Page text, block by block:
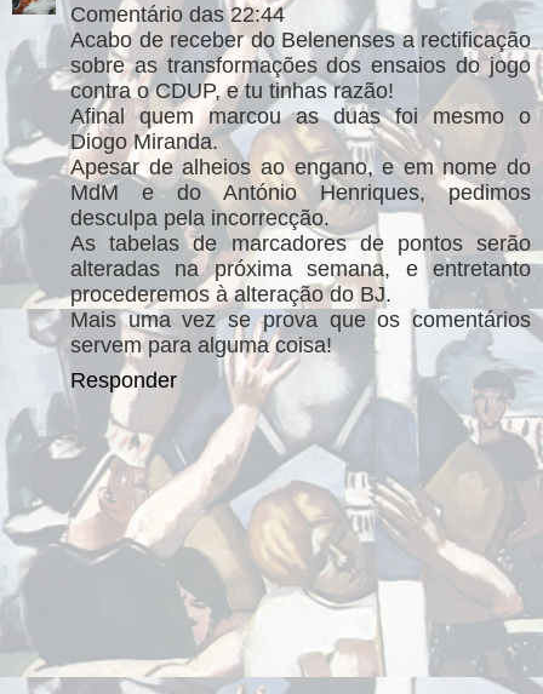
Comentário das 22:44
Acabo de receber do Belenenses a rectificação
sobre as transformações dos ensaios do jogo
contra o CDUP, e tu tinhas razão!
Afinal quem marcou as duas foi mesmo o
Diogo Miranda.
Apesar de alheios ao engano, e em nome do
MdM e do António Henriques, pedimos
desculpa pela incorrecção.
As tabelas de marcadores de pontos serão
alteradas na próxima semana, e entretanto
procederemos à alteração do BJ.
Mais uma vez se prova que os comentários
servem para alguma coisa!
Responder